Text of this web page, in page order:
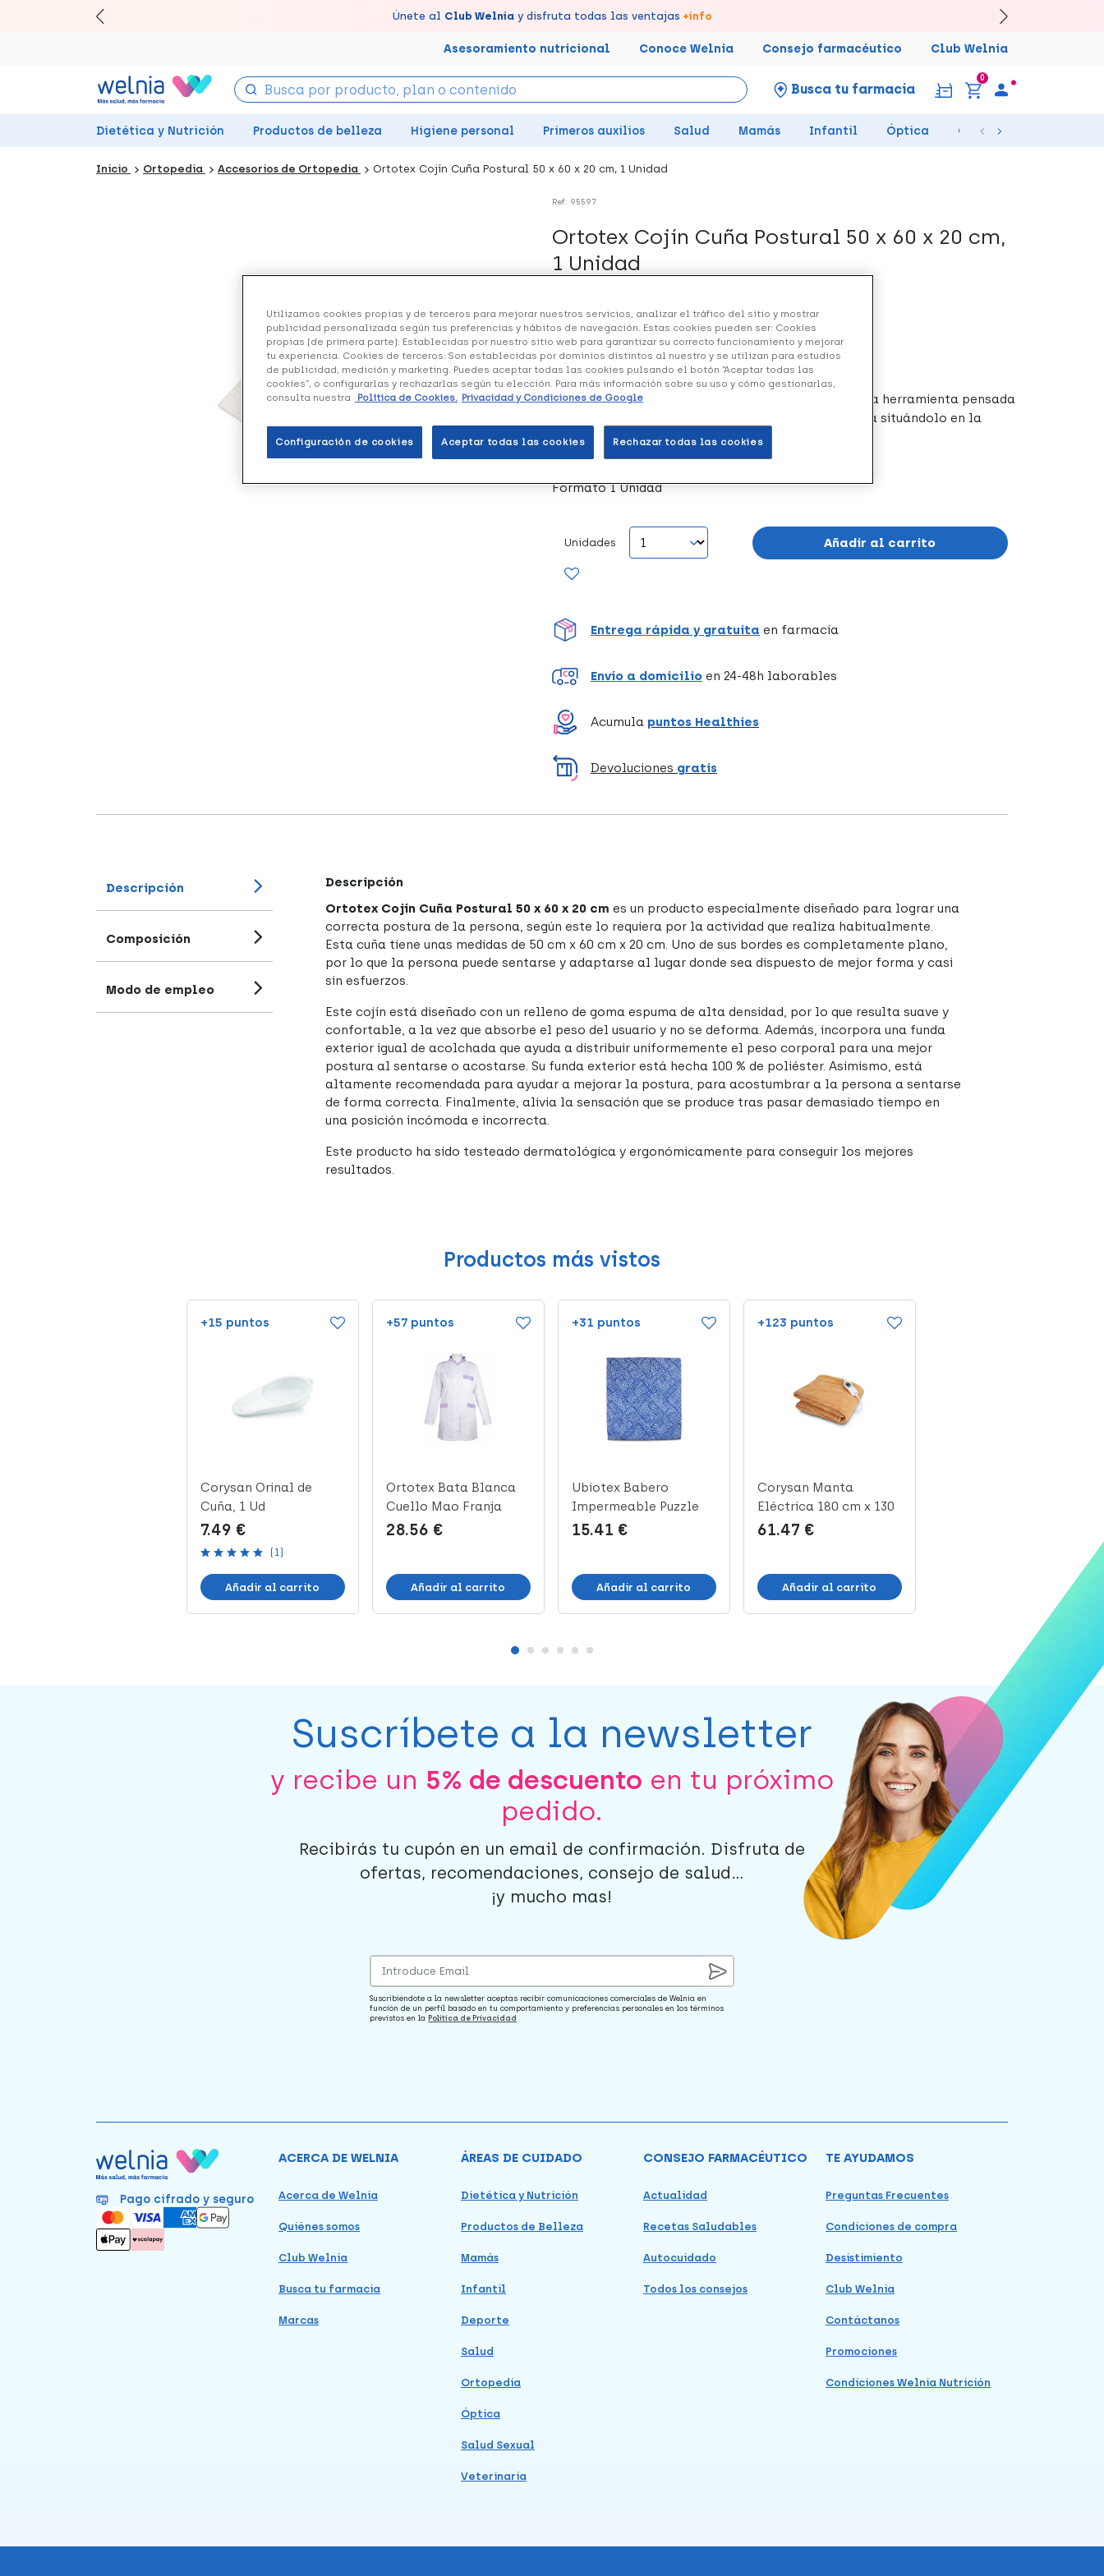
Disfruta de la entregarápida y gratuitaen farmacia
Únete al Club Welniay disfruta todas las ventajas +info
Llévate un7% de descuentocreando tu cuentaaquí
Canjea tus puntos en tu Farmacia de Confianza, acumúlalos online.
Asesoramiento nutricional Conoce Welnia Consejo farmacéutico Club Welnia
Busca tu farmacia
0
Dietética y Nutrición Productos de belleza Higiene personal Primeros auxilios Salud Mamás Infantil Óptica Ortopedia
Inicio Ortopedia Accesorios de Ortopedia Ortotex Cojín Cuña Postural 50 x 60 x 20 cm, 1 Unidad
Ref: 95597
Ortotex Cojín Cuña Postural 50 x 60 x 20 cm,
1 Unidad
+ 52 puntosHealthies
Ortotex Cojín Cuña Postural 20 x 60 x 20 cm
es una herramienta pensada
para la facilitar el cambio de postura de la persona situándolo en la
posición más cómoda.
Formato 1 Unidad
Unidades Añadir al carrito
Entrega rápida y gratuita en farmacia
Envío a domicilio en 24-48h laborables
Acumula puntos Healthies
Devoluciones gratis
Descripción
Composición
Modo de empleo
Descripción
Ortotex Cojín Cuña Postural 50 x 60 x 20 cm es un producto especialmente diseñado para lograr una
correcta postura de la persona, según este lo requiera por la actividad que realiza habitualmente.
Esta cuña tiene unas medidas de 50 cm x 60 cm x 20 cm. Uno de sus bordes es completamente plano,
por lo que la persona puede sentarse y adaptarse al lugar donde sea dispuesto de mejor forma y casi
sin esfuerzos.
Este cojín está diseñado con un relleno de goma espuma de alta densidad, por lo que resulta suave y
confortable, a la vez que absorbe el peso del usuario y no se deforma. Además, incorpora una funda
exterior igual de acolchada que ayuda a distribuir uniformemente el peso corporal para una mejor
postura al sentarse o acostarse. Su funda exterior está hecha 100 % de poliéster. Asimismo, está
altamente recomendada para ayudar a mejorar la postura, para acostumbrar a la persona a sentarse
de forma correcta. Finalmente, alivia la sensación que se produce tras pasar demasiado tiempo en
una posición incómoda e incorrecta.
Este producto ha sido testeado dermatológica y ergonómicamente para conseguir los mejores
resultados.
Productos más vistos
+15 puntos
Corysan Orinal de
Cuña, 1 Ud
7.49 €
(1)
Añadir al carrito
+57 puntos
Ortotex Bata Blanca
Cuello Mao Franja
Morada Gra...
28.56 €
Añadir al carrito
+31 puntos
Ubiotex Babero
Impermeable Puzzle
90 cm x 50 cm,...
15.41 €
Añadir al carrito
+123 puntos
Corysan Manta
Eléctrica 180 cm x 130
cm 501556, ...
61.47 €
Añadir al carrito
Suscríbete a la newsletter
y recibe un 5% de descuento en tu próximo
pedido.
Recibirás tu cupón en un email de confirmación. Disfruta de
ofertas, recomendaciones, consejo de salud...
¡y mucho mas!
Suscribiéndote a la newsletter aceptas recibir comunicaciones comerciales de Welnia en
función de un perfil basado en tu comportamiento y preferencias personales en los términos
previstos en laPolítica de Privacidad
Pago cifrado y seguro
ACERCA DE WELNIA
Acerca de Welnia
Quiénes somos
Club Welnia
Busca tu farmacia
Marcas
ÁREAS DE CUIDADO
Dietética y Nutrición
Productos de Belleza
Mamás
Infantil
Deporte
Salud
Ortopedia
Óptica
Salud Sexual
Veterinaria
CONSEJO FARMACÉUTICO
Actualidad
Recetas Saludables
Autocuidado
Todos los consejos
TE AYUDAMOS
Preguntas Frecuentes
Condiciones de compra
Desistimiento
Club Welnia
Contáctanos
Promociones
Condiciones Welnia Nutrición
Utilizamos cookies propias y de terceros para mejorar nuestros servicios, analizar el tráfico del sitio y mostrar
publicidad personalizada según tus preferencias y hábitos de navegación. Estas cookies pueden ser: Cookies
propias (de primera parte): Establecidas por nuestro sitio web para garantizar su correcto funcionamiento y mejorar
tu experiencia. Cookies de terceros: Son establecidas por dominios distintos al nuestro y se utilizan para estudios
de publicidad, medición y marketing. Puedes aceptar todas las cookies pulsando el botón “Aceptar todas las
cookies”, o configurarlas y rechazarlas según tu elección. Para más información sobre su uso y cómo gestionarlas,
consulta nuestra
Política de Cookies. Privacidad y Condiciones de Google
Configuración de cookies Rechazar todas las cookies
Aceptar todas las cookies